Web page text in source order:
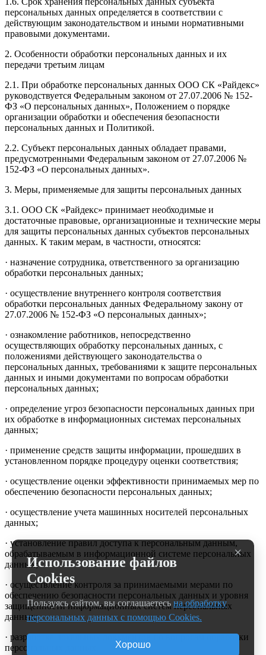
персональных данных определяется в соответствии с
действующим законодательством и иными нормативными
правовыми документами.
2. Особенности обработки персональных данных и их
передачи третьим лицам
2.1. При обработке персональных данных ООО СК «Райдекс»
руководствуется Федеральным законом от 27.07.2006 № 152-
ФЗ «О персональных данных», Положением о порядке
организации обработки и обеспечения безопасности
персональных данных и Политикой.
2.2. Субъект персональных данных обладает правами,
предусмотренными Федеральным законом от 27.07.2006 №
152-ФЗ «О персональных данных».
3. Меры, применяемые для защиты персональных данных
3.1. ООО СК «Райдекс» принимает необходимые и
достаточные правовые, организационные и технические меры
для защиты персональных данных субъектов персональных
данных. К таким мерам, в частности, относятся:
· назначение сотрудника, ответственного за организацию
обработки персональных данных;
· осуществление внутреннего контроля соответствия
обработки персональных данных Федеральному закону от
27.07.2006 № 152-ФЗ «О персональных данных»;
· ознакомление работников, непосредственно
осуществляющих обработку персональных данных, с
положениями действующего законодательства о
персональных данных, требованиями к защите персональных
данных и иными документами по вопросам обработки
персональных данных;
· определение угроз безопасности персональных данных при
их обработке в информационных системах персональных
данных;
· применение средств защиты информации, прошедших в
установленном порядке процедуру оценки соответствия;
· осуществление оценки эффективности принимаемых мер по
обеспечению безопасности персональных данных;
· осуществление учета машинных носителей персональных
данных;
· установление правил доступа к персональным данным,
обрабатываемым в информационной системе персональных
данных;
· осуществление контроля за принимаемыми мерами по
обеспечению безопасности персональных данных и уровня
защищенности информационных систем персональных
данных;
· разработка локальных документов по вопросам обработки
персональных данных.
×
Использование файлов
Cookies
Пользуясь сайтом, вы соглашаетесь на обработку
персональных данных с помощью Cookies.
Хорошо